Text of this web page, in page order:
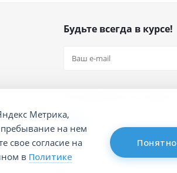
Будьте всегда в курсе!
Метрика,
на нем
свое согласие на
в Политике
Понятно